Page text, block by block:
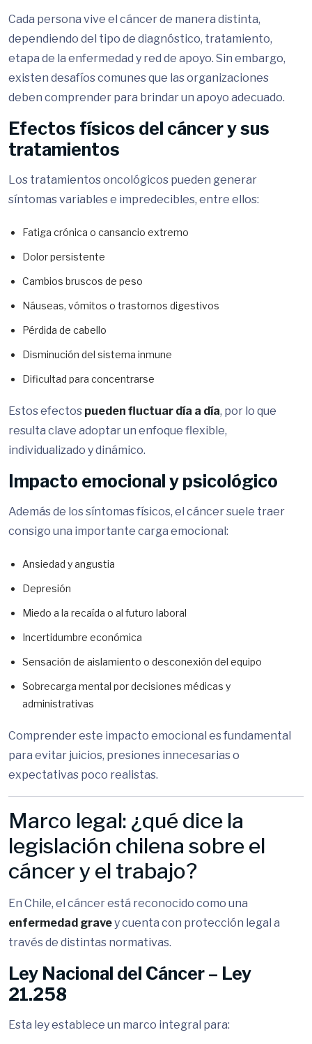
Cada persona vive el cáncer de manera distinta,
dependiendo del tipo de diagnóstico, tratamiento,
etapa de la enfermedad y red de apoyo. Sin embargo,
existen desafíos comunes que las organizaciones
deben comprender para brindar un apoyo adecuado.
Efectos físicos del cáncer y sus
tratamientos
Los tratamientos oncológicos pueden generar
síntomas variables e impredecibles, entre ellos:
Fatiga crónica o cansancio extremo
Dolor persistente
Cambios bruscos de peso
Náuseas, vómitos o trastornos digestivos
Pérdida de cabello
Disminución del sistema inmune
Dificultad para concentrarse
Estos efectos pueden fluctuar día a día, por lo que
resulta clave adoptar un enfoque flexible,
individualizado y dinámico.
Impacto emocional y psicológico
Además de los síntomas físicos, el cáncer suele traer
consigo una importante carga emocional:
Ansiedad y angustia
Depresión
Miedo a la recaída o al futuro laboral
Incertidumbre económica
Sensación de aislamiento o desconexión del equipo
Sobrecarga mental por decisiones médicas y
administrativas
Comprender este impacto emocional es fundamental
para evitar juicios, presiones innecesarias o
expectativas poco realistas.
Marco legal: ¿qué dice la
legislación chilena sobre el
cáncer y el trabajo?
En Chile, el cáncer está reconocido como una
enfermedad gravey cuenta con protección legal a
través de distintas normativas.
Ley Nacional del Cáncer – Ley
21.258
Esta ley establece un marco integral para: